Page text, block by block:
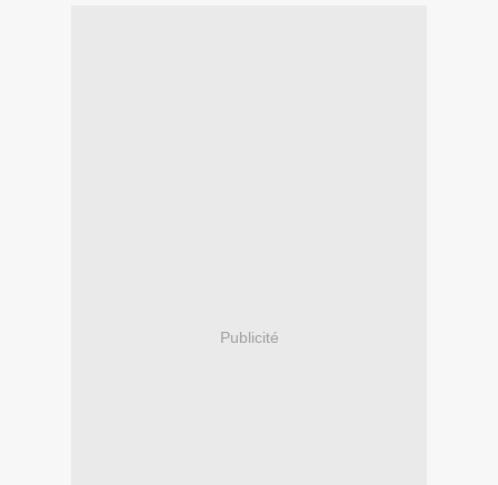
Publicité